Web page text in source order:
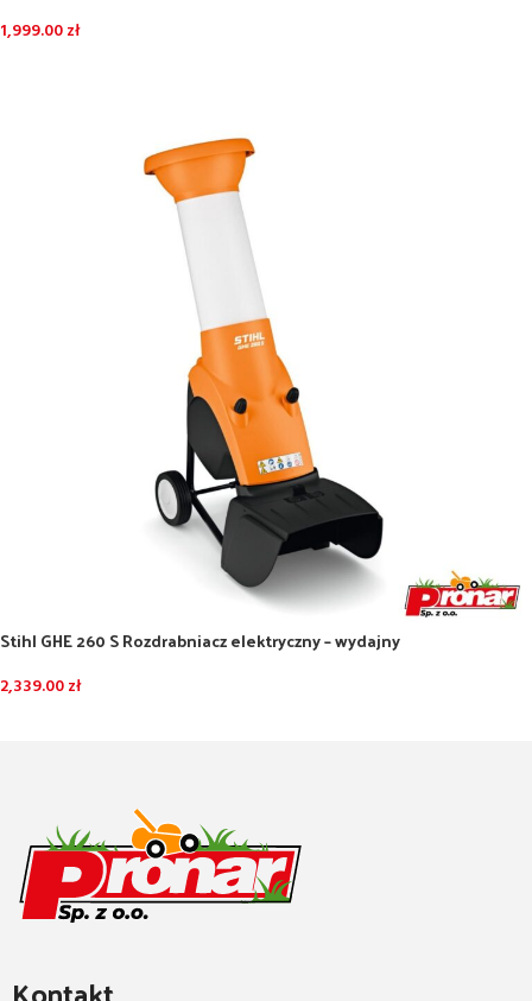
1,999.00zł
Stihl GHE 260 S Rozdrabniacz elektryczny – wydajny
2,339.00zł